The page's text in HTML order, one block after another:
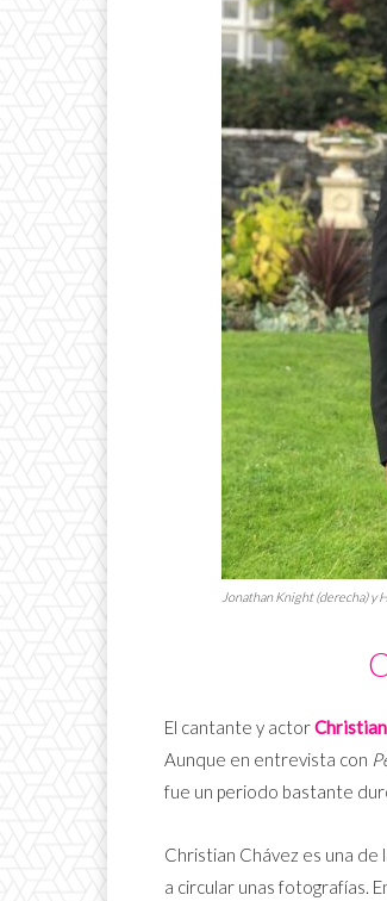
Jonathan Knight (derecha) y
El cantante y actor
Aunque en entrevista con
fue un periodo bastante
Christian Chávez es una de
a circular unas fotografías.